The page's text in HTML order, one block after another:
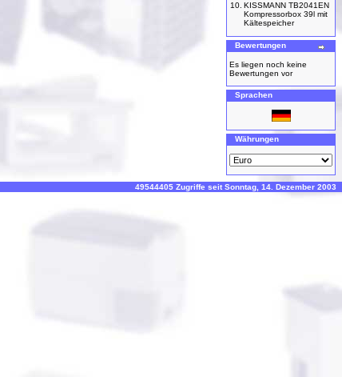
10. KISSMANN TB2041EN
Kompressorbox 39l mit
Kältespeicher
Bewertungen
Es liegen noch keine
Bewertungen vor
Sprachen
Währungen
49544405 Zugriffe seit Sonntag, 14. Dezember 2003